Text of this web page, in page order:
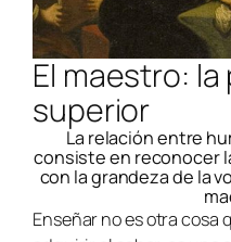
El maestro:
superior
La relación entre
consiste en reconocer
con la grandeza de la
Enseñar no es otra cosa